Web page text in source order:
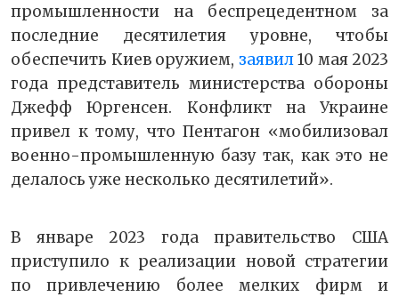
промышленности на беспрецедентном за
последние десятилетия уровне, чтобы
обеспечить Киев оружием, заявил10 мая 2023
года представитель министерства обороны
Джефф Юргенсен. Конфликт на Украине
привел к тому, что Пентагон «мобилизовал
военно-промышленную базу так, как это не
делалось уже несколько десятилетий».
В январе 2023 года правительство США
приступило к реализации новой стратегии
по привлечению более мелких фирм и